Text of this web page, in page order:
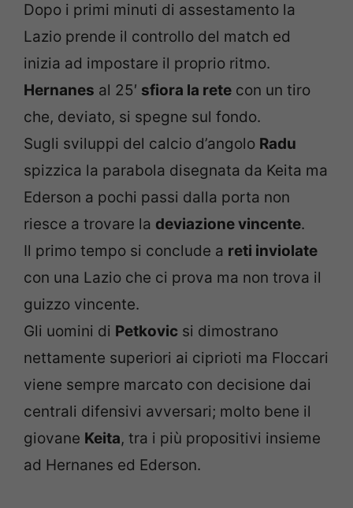
Dopo i primi minuti di assestamento la
Lazio prende il controllo del match ed
inizia ad impostare il proprio ritmo.
Hernanes al 25′ sfiora la rete con un tiro
che, deviato, si spegne sul fondo.
Sugli sviluppi del calcio d’angolo Radu
spizzica la parabola disegnata da Keita ma
Ederson a pochi passi dalla porta non
riesce a trovare la deviazione vincente.
Il primo tempo si conclude a reti inviolate
con una Lazio che ci prova ma non trova il
guizzo vincente.
Gli uomini di Petkovic si dimostrano
nettamente superiori ai ciprioti ma Floccari
viene sempre marcato con decisione dai
centrali difensivi avversari; molto bene il
giovane Keita, tra i più propositivi insieme
ad Hernanes ed Ederson.